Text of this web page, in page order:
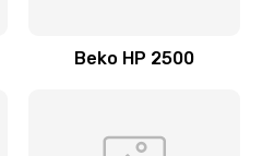
Beko HP 2500